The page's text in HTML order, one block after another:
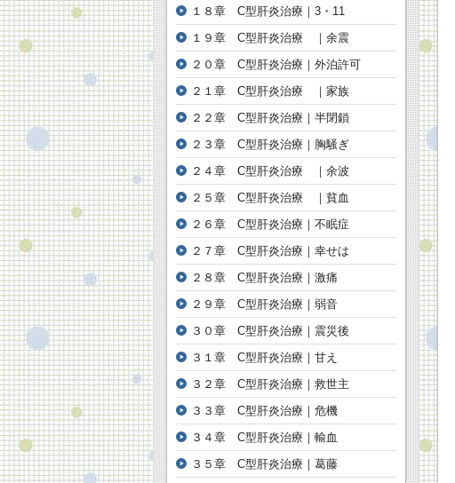
１８章 C型肝炎治療｜3・11
１９章 C型肝炎治療 ｜余震
２０章 C型肝炎治療｜外泊許可
２１章 C型肝炎治療 ｜家族
２２章 C型肝炎治療｜半閉鎖
２３章 C型肝炎治療｜胸騒ぎ
２４章 C型肝炎治療 ｜余波
２５章 C型肝炎治療 ｜貧血
２６章 C型肝炎治療｜不眠症
２７章 C型肝炎治療｜幸せは
２８章 C型肝炎治療｜激痛
２９章 C型肝炎治療｜弱音
３０章 C型肝炎治療｜震災後
３１章 C型肝炎治療｜甘え
３２章 C型肝炎治療｜救世主
３３章 C型肝炎治療｜危機
３４章 C型肝炎治療｜輸血
３５章 C型肝炎治療｜葛藤